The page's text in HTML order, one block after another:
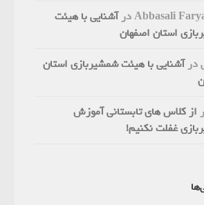
Abbasaliدرآشنایی با هیئت
استان اصفهان
درآشنایی با هیئت شمشیربازی استان
از کلاس های تابستانی آموزش
غفلت نکنیم!